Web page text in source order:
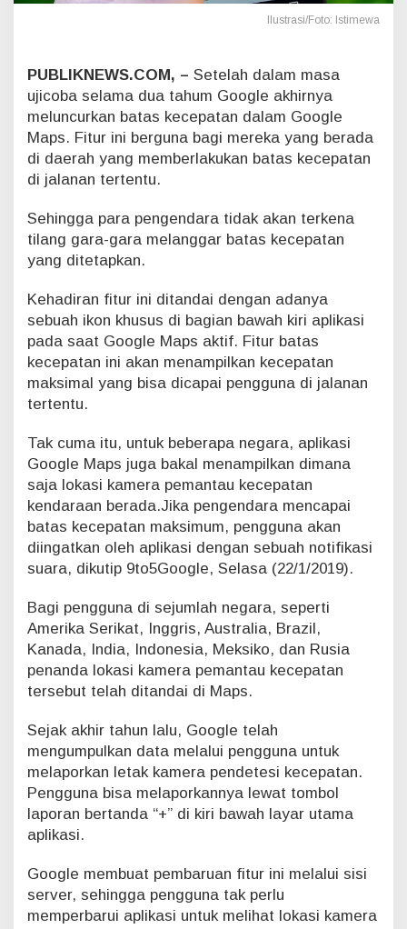
o
M
a
p
s
K
i
n
B
a
e
k
K
c
e
t
a
n
K
e
n
d
a
r
a
n
Ilustrasi/Foto: Istimewa
PUBLIKNEWS.COM, – Setelah dalam masa
ujicoba selama dua tahum Google akhirnya
meluncurkan batas kecepatan dalam Google
Maps. Fitur ini berguna bagi mereka yang berada
di daerah yang memberlakukan batas kecepatan
di jalanan tertentu.
Sehingga para pengendara tidak akan terkena
tilang gara-gara melanggar batas kecepatan
yang ditetapkan.
Kehadiran fitur ini ditandai dengan adanya
sebuah ikon khusus di bagian bawah kiri aplikasi
pada saat Google Maps aktif. Fitur batas
kecepatan ini akan menampilkan kecepatan
maksimal yang bisa dicapai pengguna di jalanan
tertentu.
Tak cuma itu, untuk beberapa negara, aplikasi
Google Maps juga bakal menampilkan dimana
saja lokasi kamera pemantau kecepatan
kendaraan berada.Jika pengendara mencapai
batas kecepatan maksimum, pengguna akan
diingatkan oleh aplikasi dengan sebuah notifikasi
suara, dikutip 9to5Google, Selasa (22/1/2019).
Bagi pengguna di sejumlah negara, seperti
Amerika Serikat, Inggris, Australia, Brazil,
Kanada, India, Indonesia, Meksiko, dan Rusia
penanda lokasi kamera pemantau kecepatan
tersebut telah ditandai di Maps.
Sejak akhir tahun lalu, Google telah
mengumpulkan data melalui pengguna untuk
melaporkan letak kamera pendetesi kecepatan.
Pengguna bisa melaporkannya lewat tombol
laporan bertanda “+” di kiri bawah layar utama
aplikasi.
Google membuat pembaruan fitur ini melalui sisi
server, sehingga pengguna tak perlu
memperbarui aplikasi untuk melihat lokasi kamera